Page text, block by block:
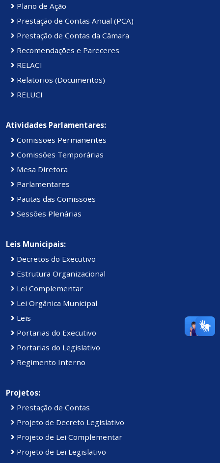
Plano de Ação
Prestação de Contas Anual (PCA)
Prestação de Contas da Câmara
Recomendações e Pareceres
RELACI
Relatorios (Documentos)
RELUCI
Atividades Parlamentares:
Comissões Permanentes
Comissões Temporárias
Mesa Diretora
Parlamentares
Pautas das Comissões
Sessões Plenárias
Leis Municipais:
Decretos do Executivo
Estrutura Organizacional
Lei Complementar
Lei Orgânica Municipal
Leis
Portarias do Executivo
Portarias do Legislativo
Regimento Interno
Projetos:
Prestação de Contas
Projeto de Decreto Legislativo
Projeto de Lei Complementar
Projeto de Lei Legislativo